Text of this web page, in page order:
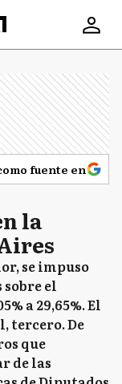
fuente en
la
se impuso
el
a 29,65%. El
tercero. De
que
de las